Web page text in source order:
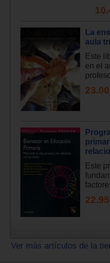
La
aula
Este
en el
Este
Ver más artículos de la